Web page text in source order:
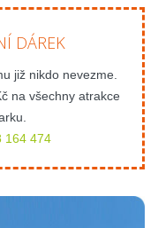
DÁREK
již nikdo nevezme.
na všechny atrakce
164 474